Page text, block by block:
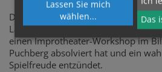
Der Vortrag der Seelsorgerin wird
Laientheatergruppe ihrer Pfarre
einen Improtheater-Workshop im
Puchberg absolviert hat und ein
Spielfreude entzündet.
Lassen Sie mich
wählen...
Das